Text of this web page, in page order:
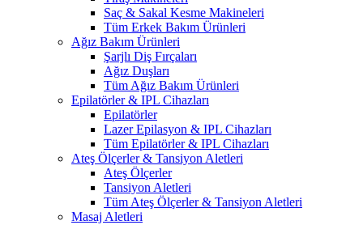
Saç & Sakal Kesme Makineleri
Tüm Erkek Bakım Ürünleri
Ağız Bakım Ürünleri
Şarjlı Diş Fırçaları
Ağız Duşları
Tüm Ağız Bakım Ürünleri
Epilatörler & IPL Cihazları
Epilatörler
Lazer Epilasyon & IPL Cihazları
Tüm Epilatörler & IPL Cihazları
Ateş Ölçerler & Tansiyon Aletleri
Ateş Ölçerler
Tansiyon Aletleri
Tüm Ateş Ölçerler & Tansiyon Aletleri
Masaj Aletleri